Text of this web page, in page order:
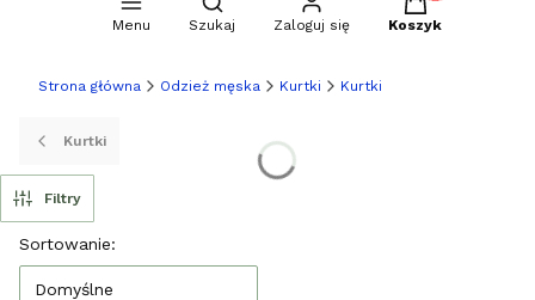
Menu Szukaj Zaloguj się Koszyk
Strona główna Odzież męska Kurtki Kurtki
Kurtki
Filtry
Lista produktów
Sortowanie:
Domyślne